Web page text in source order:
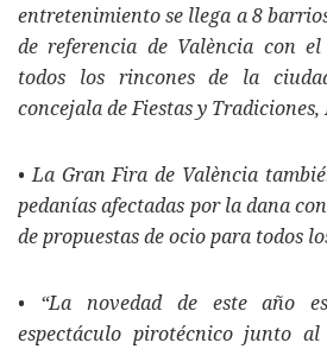
entretenimiento se llega a 8
de referencia de València con
todos los rincones de la
concejala de Fiestas y
• La Gran Fira de València
pedanías afectadas por la dana
de propuestas de ocio para todos
• “La novedad de este año
espectáculo pirotécnico junto